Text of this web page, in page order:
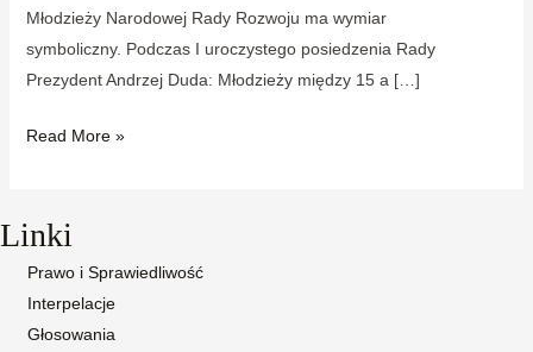
Młodzieży Narodowej Rady Rozwoju ma wymiar
symboliczny. Podczas I uroczystego posiedzenia Rady
Prezydent Andrzej Duda: Młodzieży między 15 a […]
Read More »
Linki
Prawo i Sprawiedliwość
Interpelacje
Głosowania